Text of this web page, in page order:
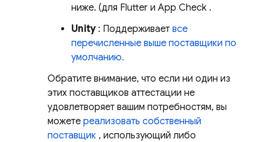
ниже. (для Flutter и App Check .
Unity: Поддерживаетвсе
перечисленные выше поставщики по
умолчанию.
Обратите внимание, что если ни один из
этих поставщиков аттестации не
удовлетворяет вашим потребностям, вы
можете реализовать собственный
поставщик , использующий либо